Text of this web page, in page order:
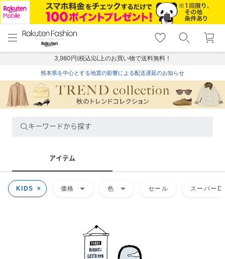
menu home
トップ
shopping_cart lock_outline
ログイン
3,980円(税込)以上のお買い物で送料無料！
熊本県を中心とする地震の影響による配送遅延のお知らせ
キーワードから探す
アイテム
KIDS 価格 arrow_drop_down 色 arrow_drop_down セール スーパー